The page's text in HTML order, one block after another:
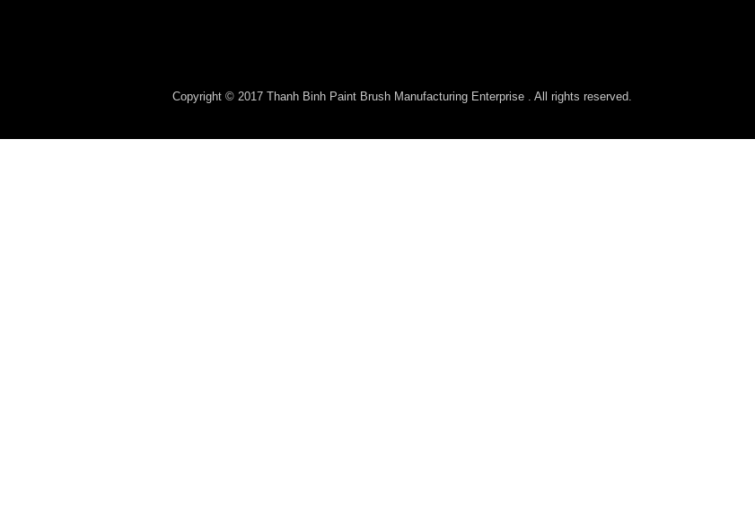
Copyright © 2017 Thanh Binh Paint Brush Manufacturing Enterprise . All rights reserved.